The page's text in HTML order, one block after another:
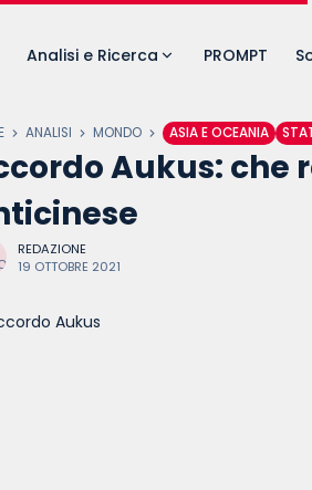
Analisi e Ricerca PROMPT
ANALISI MONDO ASIA E OCEANIA
Aukus: che
REDAZIONE
19 OTTOBRE 2021